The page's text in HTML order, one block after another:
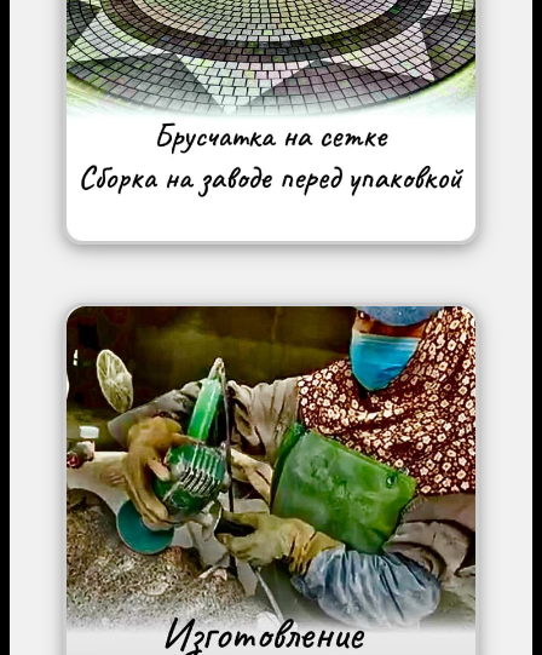
Image